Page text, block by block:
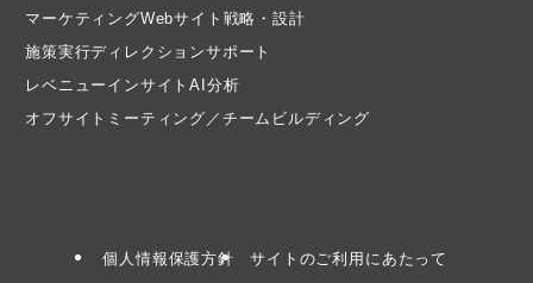
マーケティングWebサイト戦略・設計
施策実行ディレクションサポート
レベニューインサイトAI分析
オフサイトミーティング／チームビルディング
個人情報保護方針 サイトのご利用にあたって